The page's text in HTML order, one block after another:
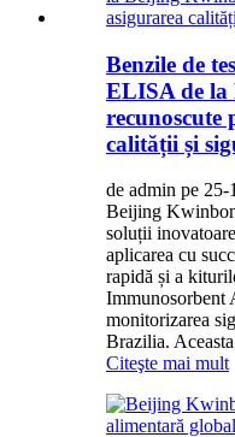
Benzile de
ELISA de
recunoscute
calității și
de admin pe 25-
Beijing
soluții
aplicarea cu
rapidă și a
Immunosorbent
monitorizarea
Brazilia.
Citeşte mai mult